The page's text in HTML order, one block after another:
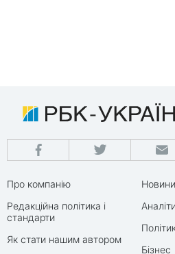
Про компанію
Редакційна політика і
стандарти
Як стати нашим автором
Бізнес